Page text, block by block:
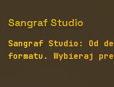
Sangraf Studio
Sangraf Studio: Od
formatu. Wybieraj